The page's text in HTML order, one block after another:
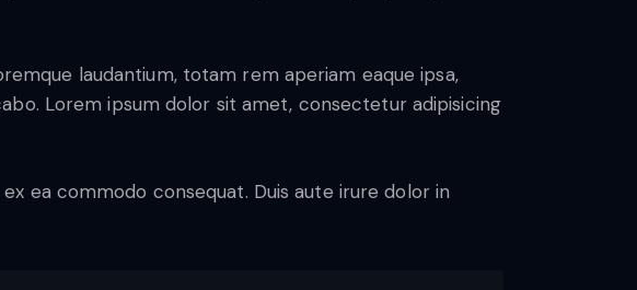
laudantium, totam rem aperiam eaque ipsa,
Lorem ipsum dolor sit amet, consectetur adipisicing
ea commodo consequat. Duis aute irure dolor in